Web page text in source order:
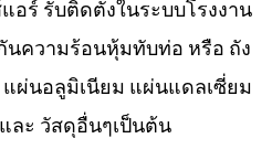
อร์ รับติดตั้งในระบบโรงงาน
ความร้อนหุ้มทับท่อ หรือ ถัง
ผ่นอลูมิเนียม แผ่นแดลเซี่ยม
ละ วัสดุอื่นๆเป็นต้น